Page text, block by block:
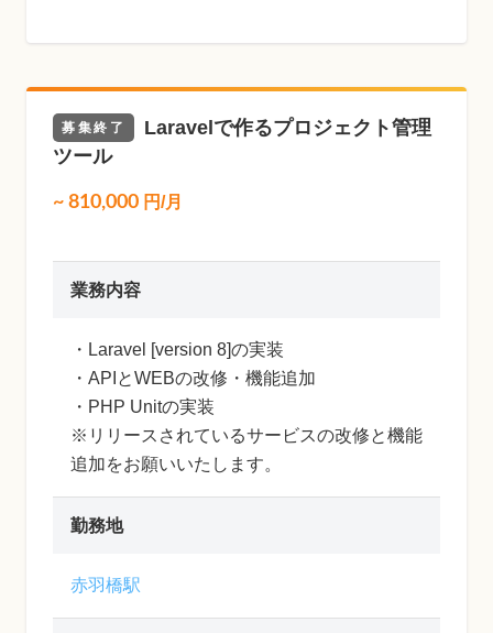
募集終了
Laravelで作るプロジェクト管理
ツール
~ 810,000 円/月
業務内容
・Laravel [version 8]の実装
・APIとWEBの改修・機能追加
・PHP Unitの実装
※リリースされているサービスの改修と機能
追加をお願いいたします。
勤務地
赤羽橋駅